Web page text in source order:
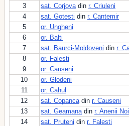
3
sat. Corjovadin r. Criuleni
4
sat. Gotesti din r. Cantemir
5
or. Ungheni
6
or. Balti
7
sat. Baurci-Moldoveni din r.
8
or. Falesti
9
or. Causeni
10
or. Glodeni
11
or. Cahul
12
sat. Copancadin r. Causeni
13
sat. Geamanadin r. Anenii Noi
14
sat. Pruteni din r. Falesti